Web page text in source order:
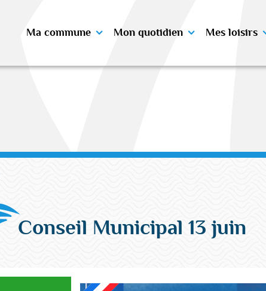
Ma commune Mon quotidien Mes loisirs
Conseil Municipal 13 juin